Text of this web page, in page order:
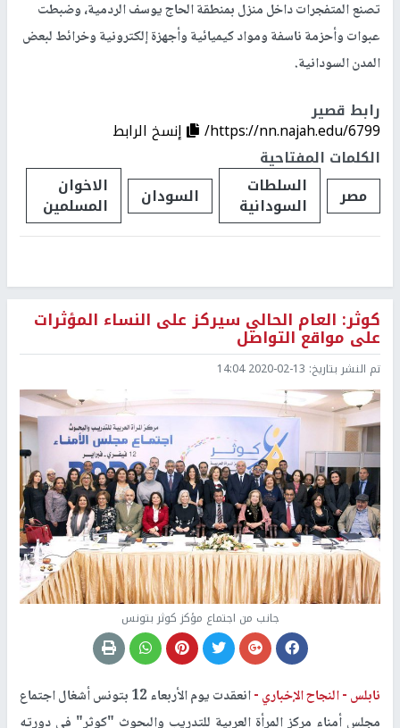
تصنع المتفجرات داخل منزل بمنطقة الحاج يوسف الردمية، وضبطت
عبوات وأحزمة ناسفة ومواد كيميائية وأجهزة إلكترونية وخرائط لبعض
المدن السودانية.
رابط قصير
https://nn.najah.edu/6799/
إنسخ الرابط
الكلمات المفتاحية
مصر
السلطات
السودانية السودان الاخوان
المسلمين
كوثر: العام الحالي سيركز على النساء المؤثرات
على مواقع التواصل
تم النشر بتاريخ: 2020-02-13 14:04
جانب من اجتماع مؤكز كوثر بتونس
نابلس -النجاح الإخباري -
انعقدت يوم الأربعاء 12 بتونس أشغال اجتماع
مجلس أمناء مركز المرأة العربية للتدريب والبحوث "كوثر" في دورته